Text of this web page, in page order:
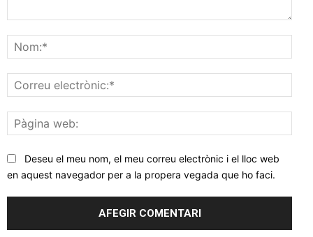
web:
Deseu el meu nom, el meu correu electrònic i el lloc web
en aquest navegador per a la propera vegada que ho faci.